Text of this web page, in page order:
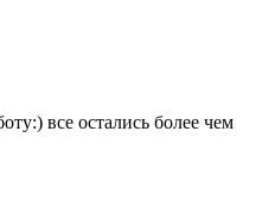
все остались более чем